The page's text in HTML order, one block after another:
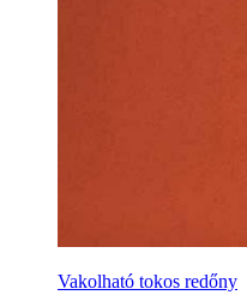
Vakolható tokos redőny